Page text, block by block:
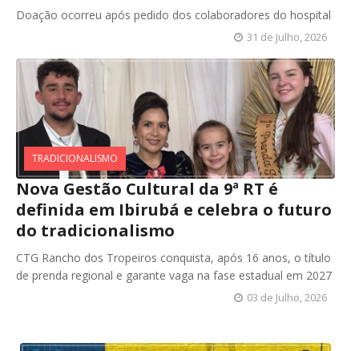
Doação ocorreu após pedido dos colaboradores do hospital
31 de Julho, 2026
TRADICIONALISMO
Nova Gestão Cultural da 9ª RT é
definida em Ibirubá e celebra o futuro
do tradicionalismo
CTG Rancho dos Tropeiros conquista, após 16 anos, o título
de prenda regional e garante vaga na fase estadual em 2027
03 de Julho, 2026